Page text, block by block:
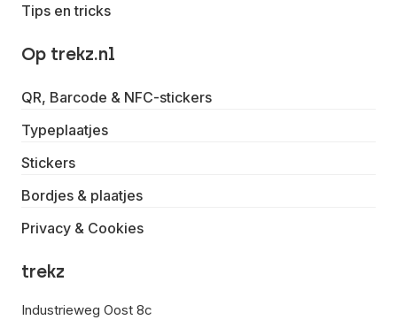
Tips en tricks
Op trekz.nl
QR, Barcode & NFC-stickers
Typeplaatjes
Stickers
Bordjes & plaatjes
Privacy & Cookies
trekz
Industrieweg Oost 8c